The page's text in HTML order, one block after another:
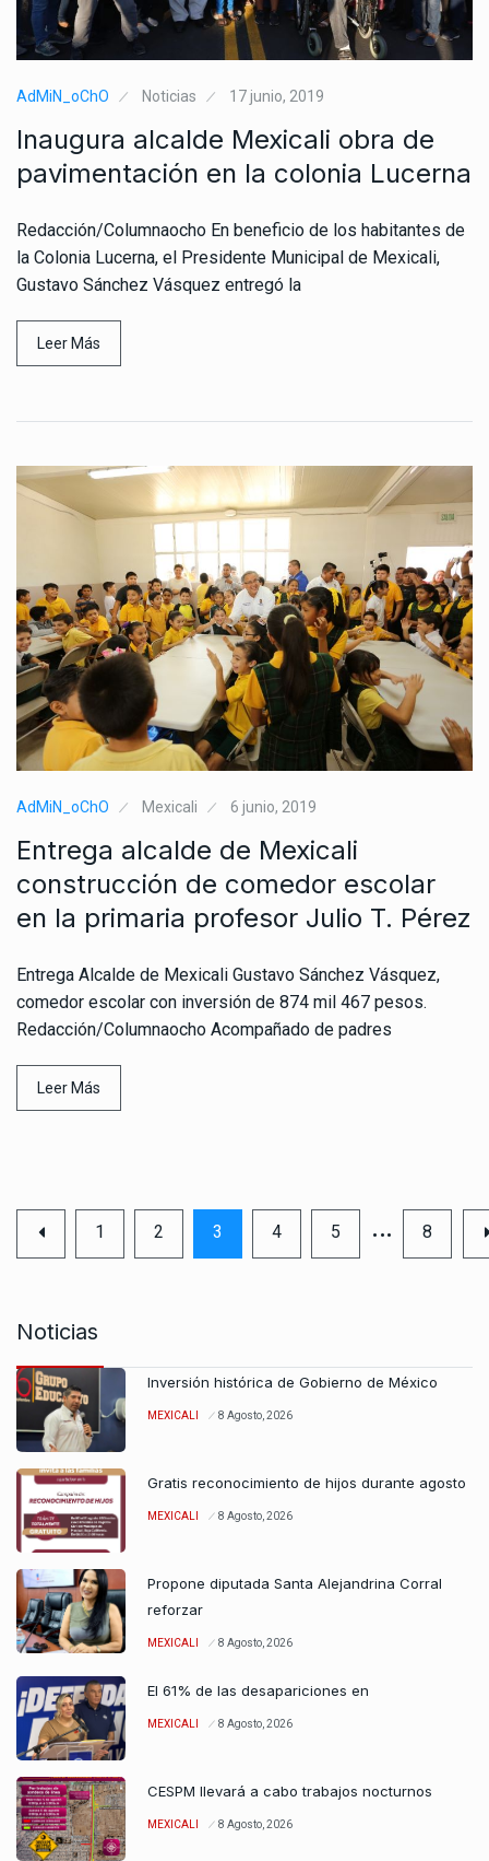
AdMiN_oChO Noticias 17 junio, 2019
Inaugura alcalde Mexicali obra de
pavimentación en la colonia Lucerna
Redacción/Columnaocho En beneficio de los habitantes de
la Colonia Lucerna, el Presidente Municipal de Mexicali,
Gustavo Sánchez Vásquez entregó la
Leer Más
AdMiN_oChO Mexicali 6 junio, 2019
Entrega alcalde de Mexicali
construcción de comedor escolar
en la primaria profesor Julio T. Pérez
Entrega Alcalde de Mexicali Gustavo Sánchez Vásquez,
comedor escolar con inversión de 874 mil 467 pesos.
Redacción/Columnaocho Acompañado de padres
Leer Más
1 2 3 4 5 … 8
Noticias
Inversión histórica de Gobierno de México
MEXICALI 8 Agosto, 2026
Gratis reconocimiento de hijos durante agosto
MEXICALI 8 Agosto, 2026
Propone diputada Santa Alejandrina Corral
reforzar
MEXICALI 8 Agosto, 2026
El 61% de las desapariciones en
MEXICALI 8 Agosto, 2026
CESPM llevará a cabo trabajos nocturnos
MEXICALI 8 Agosto, 2026